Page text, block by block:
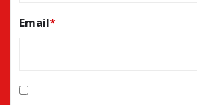
Email*